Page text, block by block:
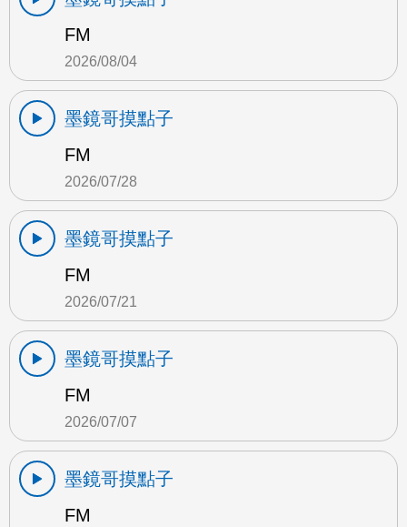
FM
2026/08/04
墨鏡哥摸點子
FM
2026/07/28
墨鏡哥摸點子
FM
2026/07/21
墨鏡哥摸點子
FM
2026/07/07
墨鏡哥摸點子
FM